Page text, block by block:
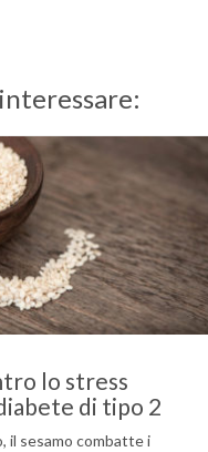
lo stress
di tipo 2
il sesamo combatte i